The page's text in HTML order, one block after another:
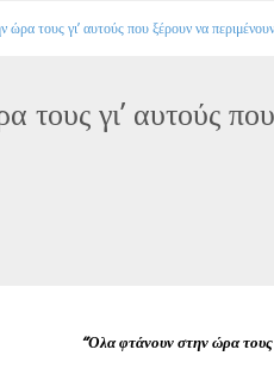
τους γι’ αυτούς που ξέρουν να
τους γι’ αυτούς
“Όλα φτάνουν στην ώρα τους